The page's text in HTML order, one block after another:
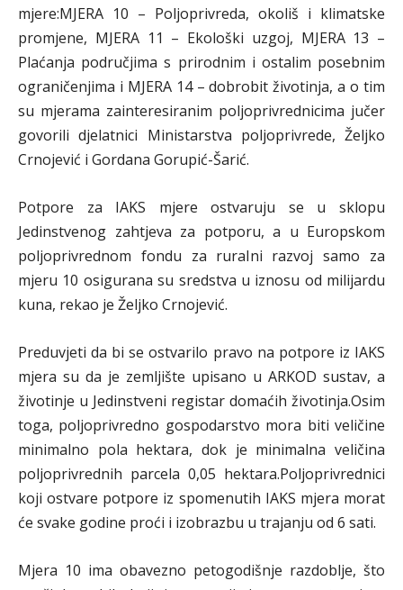
mjere:MJERA 10 – Poljoprivreda, okoliš i klimatske
promjene, MJERA 11 – Ekološki uzgoj, MJERA 13 –
Plaćanja područjima s prirodnim i ostalim posebnim
ograničenjima i MJERA 14 – dobrobit životinja, a o tim
su mjerama zainteresiranim poljoprivrednicima jučer
govorili djelatnici Ministarstva poljoprivrede, Željko
Crnojević i Gordana Gorupić-Šarić.
Potpore za IAKS mjere ostvaruju se u sklopu
Jedinstvenog zahtjeva za potporu, a u Europskom
poljoprivrednom fondu za ruralni razvoj samo za
mjeru 10 osigurana su sredstva u iznosu od milijardu
kuna, rekao je Željko Crnojević.
Preduvjeti da bi se ostvarilo pravo na potpore iz IAKS
mjera su da je zemljište upisano u ARKOD sustav, a
životinje u Jedinstveni registar domaćih životinja.Osim
toga, poljoprivredno gospodarstvo mora biti veličine
minimalno pola hektara, dok je minimalna veličina
poljoprivrednih parcela 0,05 hektara.Poljoprivrednici
koji ostvare potpore iz spomenutih IAKS mjera morat
će svake godine proći i izobrazbu u trajanju od 6 sati.
Mjera 10 ima obavezno petogodišnje razdoblje, što